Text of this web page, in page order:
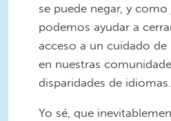
se puede negar, y
podemos ayudar a
acceso a un cuidado de
en nuestras
disparidades de idiomas.
Yo sé, que